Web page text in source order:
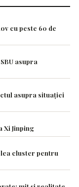
cu peste 60 de
asupra
asupra situației
Xi Jinping
cluster pentru